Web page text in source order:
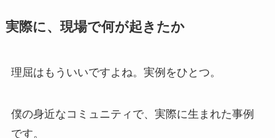
実際に、現場で何が起きたか
理屈はもういいですよね。実例をひとつ。
僕の身近なコミュニティで、実際に生まれた事例
です。